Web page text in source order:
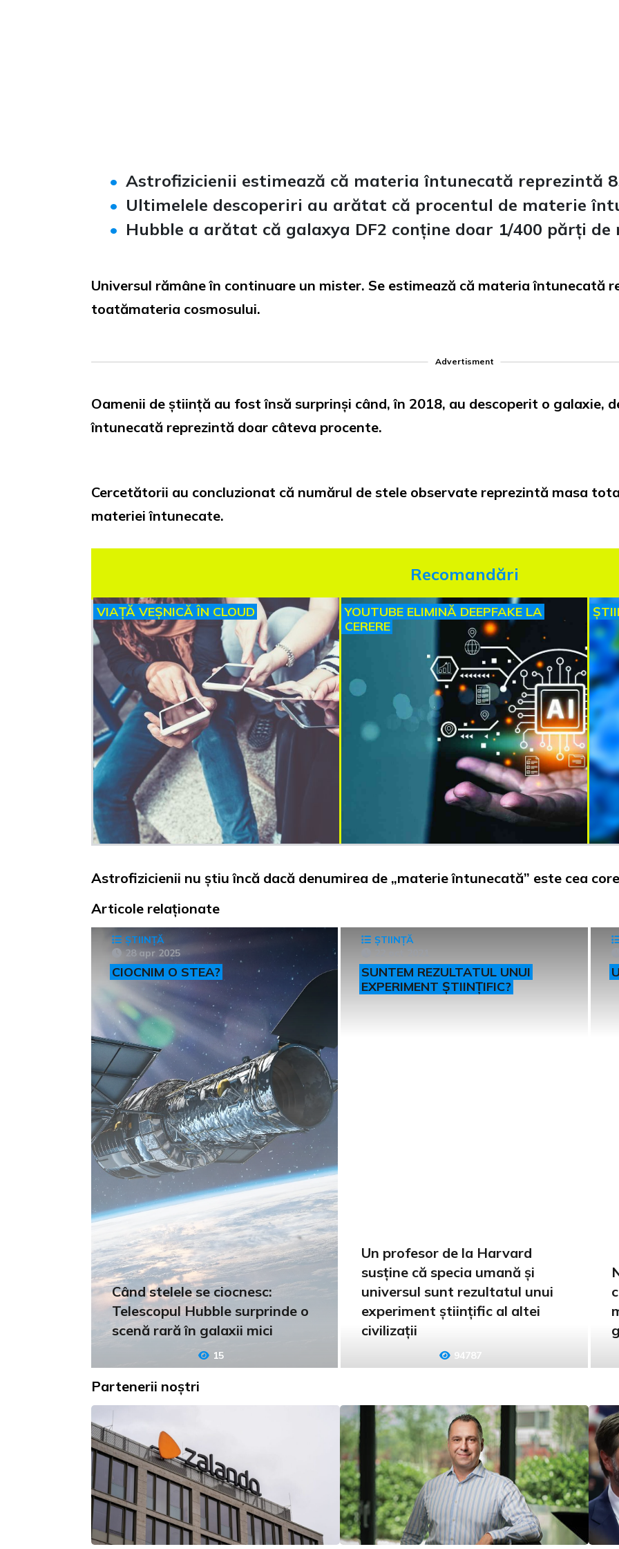
Astrofizicienii estimează că materia întunecată reprezintă
Ultimelele descoperiri au arătat că procentul de materie
Hubble a arătat că galaxya DF2 conține doar 1/400 părți
Universul rămâne în continuare un mister. Se estimează că materia întunecată
toatămateria cosmosului.
Advertisment
Oamenii de știință au fost însă surprinși când, în 2018, au descoperit o galaxie,
întunecată reprezintă doar câteva procente.
Cercetătorii au concluzionat că numărul de stele observate reprezintă masa
materiei întunecate.
Recomandări
VIAȚĂ VEȘNICĂ ÎN CLOUD
YOUTUBE ELIMINĂ DEEPFAKE LA
CERERE
Astrofizicienii nu știu încă dacă denumirea de „materie întunecată” este cea
Articole relaționate
ȘTIINȚĂ
28 apr 2025
CIOCNIM O STEA?
Când stelele se ciocnesc:
Telescopul Hubble surprinde o
scenă rară în galaxii mici
15
ȘTIINȚĂ
SUNTEM REZULTATUL UNUI
EXPERIMENT ȘTIINȚIFIC?
Un profesor de la Harvard
susține că specia umană și
universul sunt rezultatul unui
experiment științific al altei
civilizații
94787
Partenerii noștri